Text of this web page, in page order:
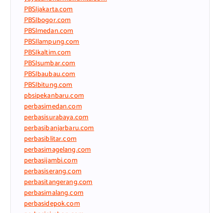
PBSIjakarta.com
PBSIbogor.com
PBSImedan.com
PBSIlampung.com
PBSIkaltim.com
PBSIsumbar.com
PBSIbaubau.com
PBSIbitung.com
pbsipekanbaru.com
perbasimedan.com
perbasisurabaya.com
perbasibanjarbaru.com
perbasiblitar.com
perbasimagelang.com
perbasijambi.com
perbasiserang.com
perbasitangerang.com
perbasimalang.com
perbasidepok.com